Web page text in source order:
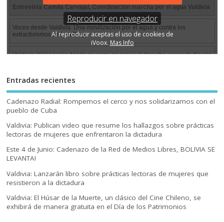
Entradas recientes
Cadenazo Radial: Rompemos el cerco y nos solidarizamos con el
pueblo de Cuba
Valdivia: Publican video que resume los hallazgos sobre prácticas
lectoras de mujeres que enfrentaron la dictadura
Este 4 de Junio: Cadenazo de la Red de Medios Libres, BOLIVIA SE
LEVANTA!
Valdivia: Lanzarán libro sobre prácticas lectoras de mujeres que
resistieron a la dictadura
Valdivia: El Húsar de la Muerte, un clásico del Cine Chileno, se
exhibirá de manera gratuita en el Día de los Patrimonios